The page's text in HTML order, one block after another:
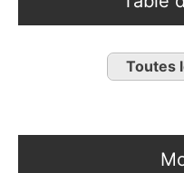
Toutes